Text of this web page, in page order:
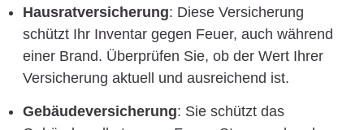
Hausratversicherung: Diese Versicherung
schützt Ihr Inventar gegen Feuer, auch während
einer Brand. Überprüfen Sie, ob der Wert Ihrer
Versicherung aktuell und ausreichend ist.
Gebäudeversicherung: Sie schützt das